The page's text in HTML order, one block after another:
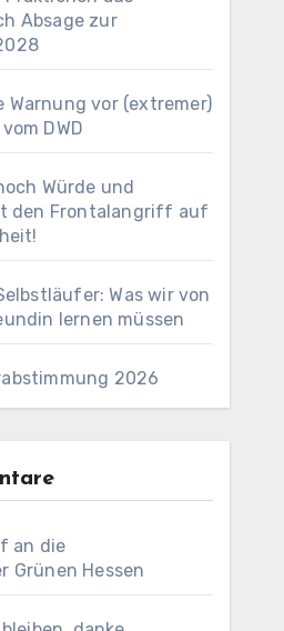
Absage zur
Warnung vor (extremer)
DWD
Würde und
den Frontalangriff auf
Was wir von
lernen müssen
2026
an die
Grünen Hessen